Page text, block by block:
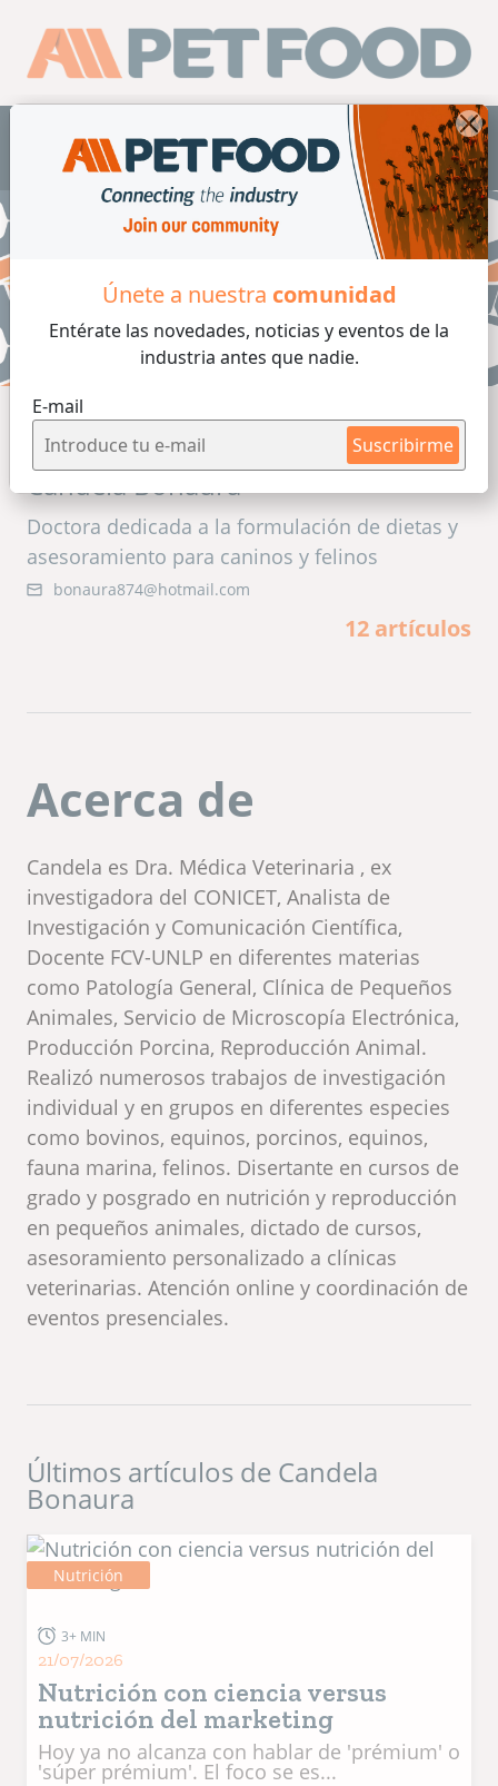
Únete a nuestra comunidad
Entérate las novedades, noticias y eventos de la
industria antes que nadie.
E-mail
Suscribirme
ES
Candela Bonaura
Doctora dedicada a la formulación de dietas y
asesoramiento para caninos y felinos
bonaura874@hotmail.com
12 artículos
Acerca de
Candela es Dra. Médica Veterinaria , ex
investigadora del CONICET, Analista de
Investigación y Comunicación Científica,
Docente FCV-UNLP en diferentes materias
como Patología General, Clínica de Pequeños
Animales, Servicio de Microscopía Electrónica,
Producción Porcina, Reproducción Animal.
Realizó numerosos trabajos de investigación
individual y en grupos en diferentes especies
como bovinos, equinos, porcinos, equinos,
fauna marina, felinos. Disertante en cursos de
grado y posgrado en nutrición y reproducción
en pequeños animales, dictado de cursos,
asesoramiento personalizado a clínicas
veterinarias. Atención online y coordinación de
eventos presenciales.
Últimos artículos de Candela
Bonaura
Nutrición
3+ MIN
21/07/2026
Nutrición con ciencia versus
nutrición del marketing
Hoy ya no alcanza con hablar de 'prémium' o
'súper prémium'. El foco se es...